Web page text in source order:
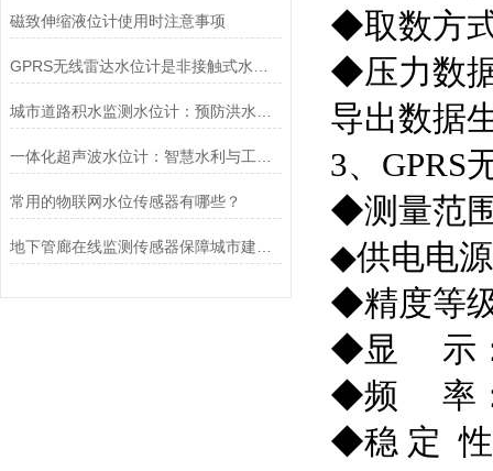
磁致伸缩液位计使用时注意事项
常用的物联网水位传感器有哪些？
◆取数方
◆压力数
导出数据
3、GPRS
◆测量范
◆供电电
◆精度等
◆显 示：
◆频 率：
◆稳 定 性